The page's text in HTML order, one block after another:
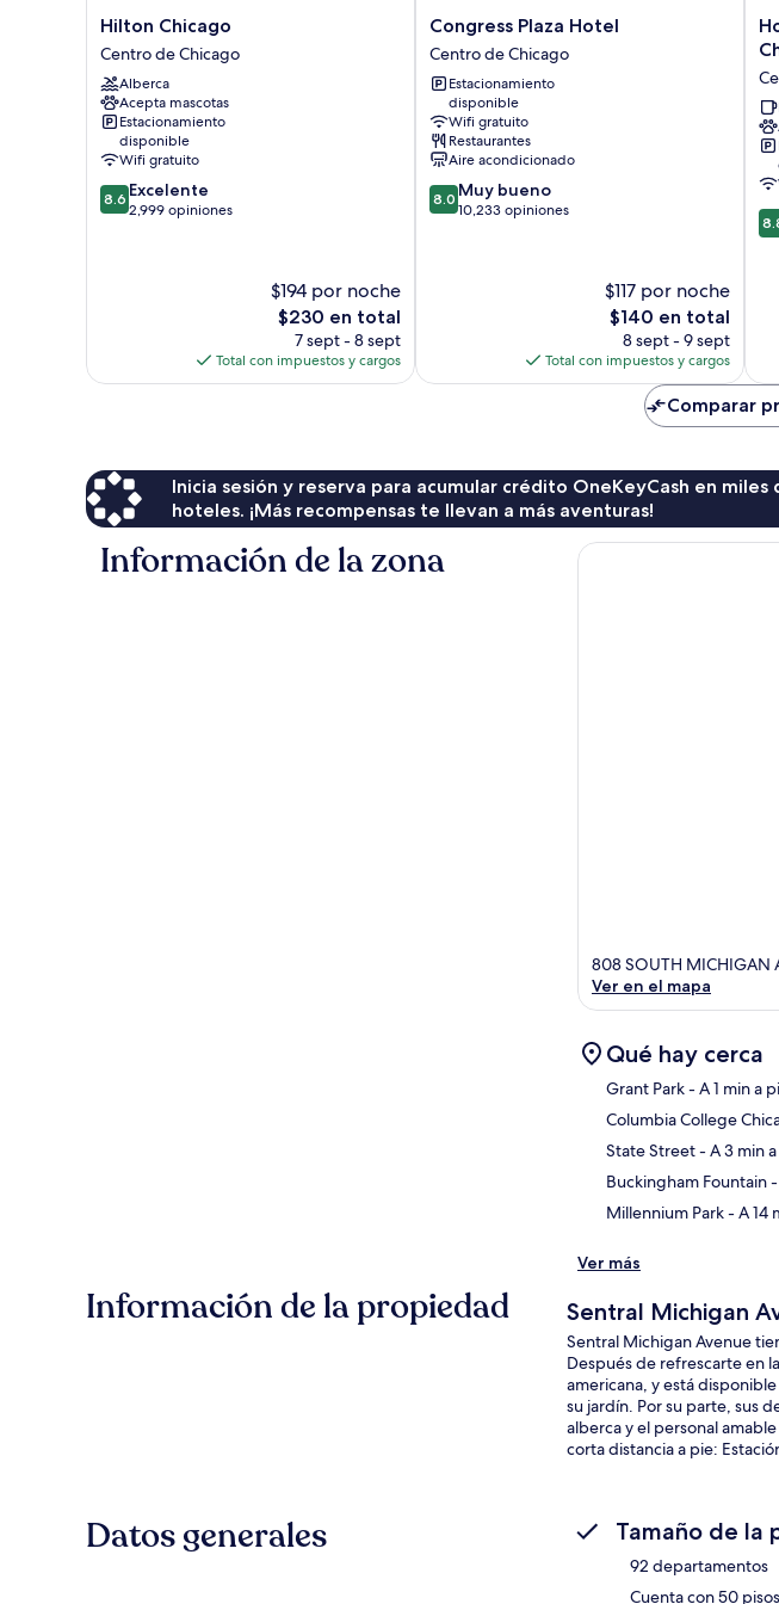
Hilton
Chicago
Centro
de
Chicago
Hilton Chicago
Centro de Chicago
Alberca
Acepta mascotas
Estacionamiento
disponible
Wifi gratuito
8.6
de
8.6 Excelente
2,999 opiniones
$194 por noche
El
precio
actual
es
$230 en total
7 sept - 8 sept
Total con impuestos y cargos
Congress
Plaza
Hotel
Centro
Chicago
Congress Plaza Hotel
Centro de Chicago
Estacionamiento
disponible
Wifi gratuito
Restaurantes
Aire acondicionado
8.0
de
8.0 Muy bueno
10,233 opiniones
$117 por noche
El
precio
actual
es
$140 en total
8 sept - 9 sept
Total con impuestos y cargos
de
de
Comparar
Inicia sesión y reserva para acumular crédito OneKeyCash en miles
hoteles. ¡Más recompensas te llevan a más aventuras!
Información de la zona
808 SOUTH MICHIGAN
Ver en el mapa
Qué hay cerca
Grant Park- A 1 min a
Columbia College
State Street- A 3 min
Buckingham Fountain
Millennium Park- A 14
Ver más
Información de la propiedad Sentral Michigan
Sentral Michigan Avenue
Después de refrescarte en
americana, y está
su jardín. Por su parte, sus
alberca y el personal
corta distancia a pie:
Datos generales Tamaño de la
92 departamentos
Cuenta con 50 pisos